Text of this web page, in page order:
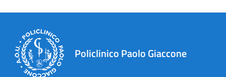
Policlinico Paolo Giaccone